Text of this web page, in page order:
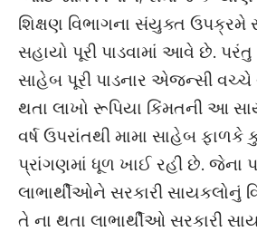
શિક્ષણ વિભાગના સંયુક્ત ઉપક્રમે
સહાયો પૂરી પાડવામાં આવે છે.
સાહેબ પૂરી પાડનાર એજન્સી
થતા લાખો રૂપિયા કિંમતની આ
વર્ષ ઉપરાંતથી મામા સાહેબ ફાળકે
પ્રાંગણમાં ધૂળ ખાઈ રહી છે.
લાભાર્થીઓને સરકારી
તે ના થતા લાભાર્થીઓ સરકારી